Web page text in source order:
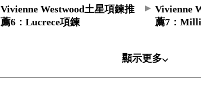
Vivienne Westwood土星項鍊推
薦6：Lucrece項鍊
Vivienne
薦7：
顯示更多⌵